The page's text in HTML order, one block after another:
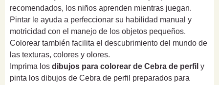
recomendados, los niños aprenden mientras juegan.
Pintar le ayuda a perfeccionar su habilidad manual y
motricidad con el manejo de los objetos pequeños.
Colorear también facilita el descubrimiento del mundo de
las texturas, colores y olores.
Imprima los dibujos para colorear de Cebra de perfil y
pinta los dibujos de Cebra de perfil preparados para